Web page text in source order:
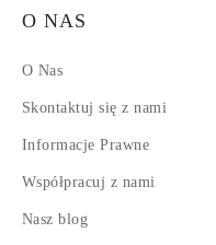
O NAS
O Nas
Skontaktuj się z nami
Informacje Prawne
Współpracuj z nami
Nasz blog